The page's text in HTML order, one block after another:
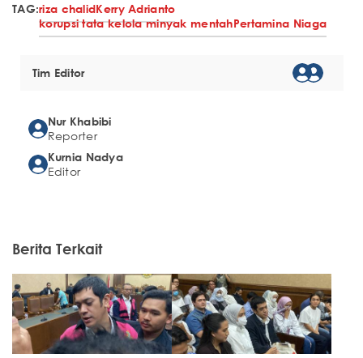
TAG:riza chalidKerry Adrianto
korupsi tata kelola minyak mentahPertamina Niaga
Tim Editor
Nur Khabibi
Reporter
Kurnia Nadya
Editor
Berita Terkait